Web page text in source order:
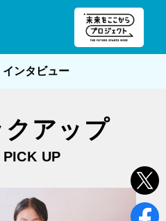
インタビュー
クアップ
PICK UP